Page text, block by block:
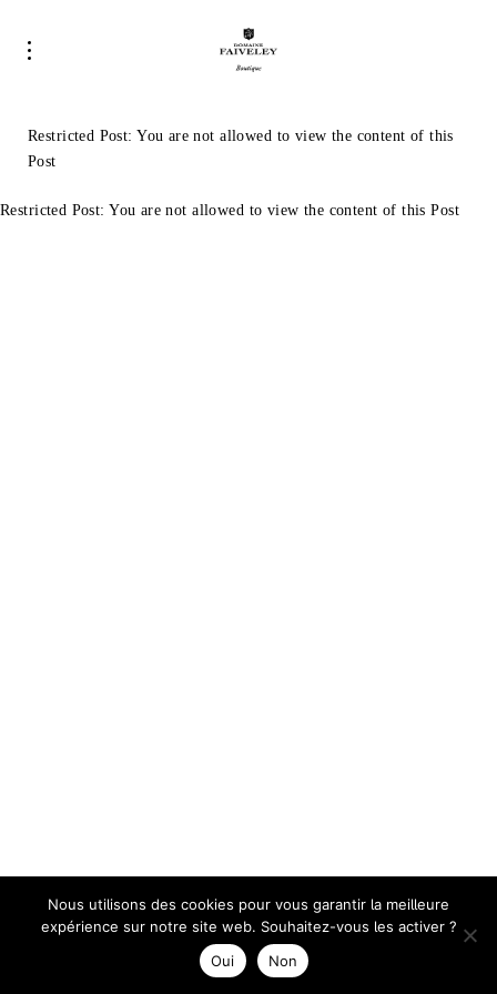
Restricted Post: You are not allowed to view the content of this
Post
Restricted Post: You are not allowed to view the content of this Post
Nous utilisons des cookies pour vous garantir la meilleure
expérience sur notre site web. Souhaitez-vous les activer ?
Oui
Non